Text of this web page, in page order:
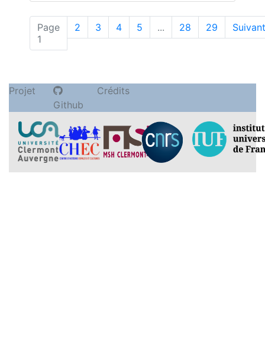
Page
1 (actuelle)
2 3 4 5 ... 28 29 Suivant
Projet
Github
Crédits